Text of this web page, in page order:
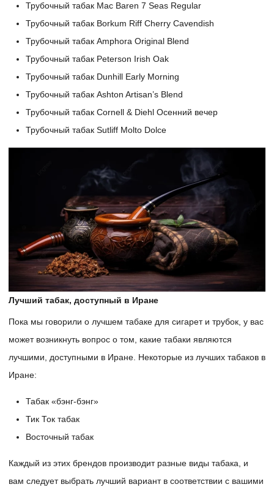
Трубочный табак Mac Baren 7 Seas Regular
Трубочный табак Borkum Riff Cherry Cavendish
Трубочный табак Amphora Original Blend
Трубочный табак Peterson Irish Oak
Трубочный табак Dunhill Early Morning
Трубочный табак Ashton Artisan’s Blend
Трубочный табак Cornell & Diehl Осенний вечер
Трубочный табак Sutliff Molto Dolce
Лучший табак, доступный в Иране
Пока мы говорили о лучшем табаке для сигарет и трубок, у вас
может возникнуть вопрос о том, какие табаки являются
лучшими, доступными в Иране. Некоторые из лучших табаков в
Иране:
Табак «бэнг-бэнг»
Тик Ток табак
Восточный табак
Каждый из этих брендов производит разные виды табака, и
вам следует выбрать лучший вариант в соответствии с вашими